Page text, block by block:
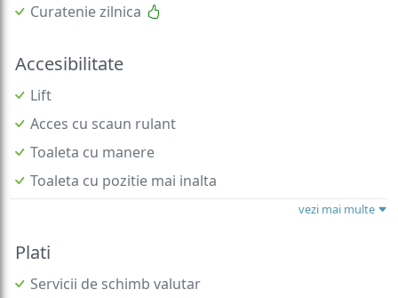
Curatenie zilnica
Accesibilitate
Lift
Acces cu scaun rulant
Toaleta cu manere
Toaleta cu pozitie mai inalta
vezi mai multe
Plati
Servicii de schimb valutar